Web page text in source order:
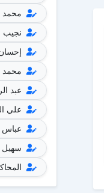
محمد
محمد
عبد
علي
عباس
سهيل